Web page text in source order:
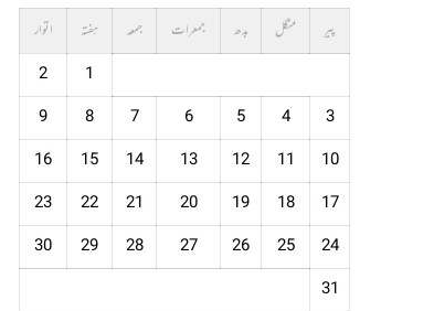
پیر
منگل بدھ جمعرات جمعہ ہفتہ اتوار
1
2
3
4
5
6
7
8
9
10
11
12
13
14
15
16
17
18
19
20
21
22
23
24
25
26
27
28
29
30
31